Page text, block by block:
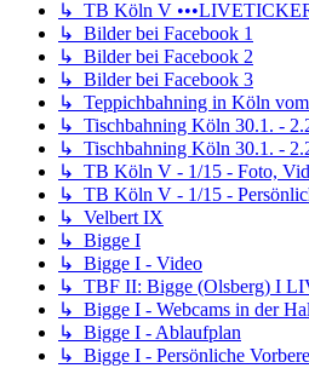
↳ TB Köln V
↳ Bilder bei Facebook 1
↳ Bilder bei Facebook 2
↳ Bilder bei Facebook 3
↳ Teppichbahning in Köln
↳ Tischbahning Köln 30.1. -
↳ Tischbahning Köln 30.1. -
↳ TB Köln V - 1/15 - Foto,
↳ TB Köln V - 1/15 -
↳ Velbert IX
↳ Bigge I
↳ Bigge I - Video
↳ TBF II: Bigge (Olsberg) I
↳ Bigge I - Webcams in der
↳ Bigge I - Ablaufplan
↳ Bigge I - Persönliche